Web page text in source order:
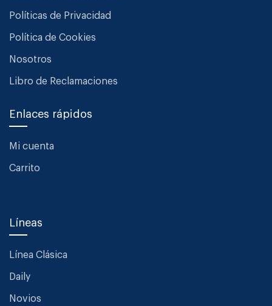
Políticas de Privacidad
Política de Cookies
Nosotros
Libro de Reclamaciones
Enlaces rápidos
Mi cuenta
Carrito
Líneas
Línea Clásica
Daily
Novios